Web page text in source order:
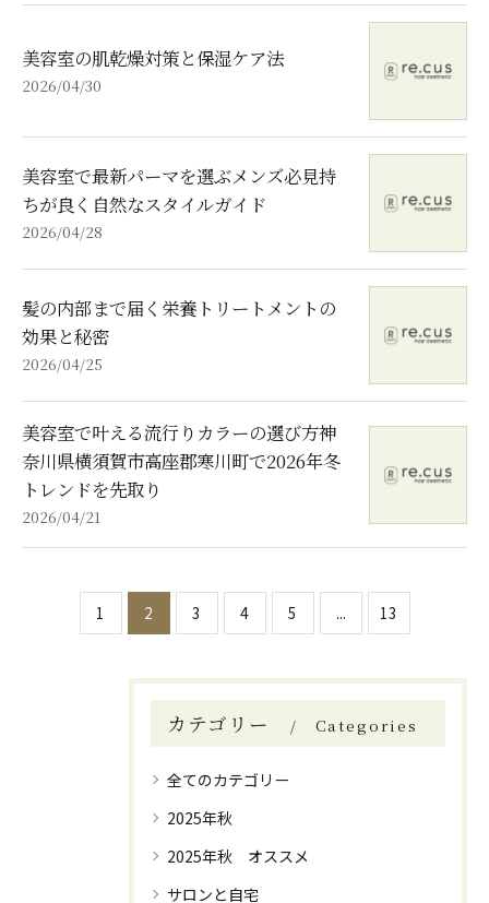
美容室の肌乾燥対策と保湿ケア法
2026/04/30
美容室で最新パーマを選ぶメンズ必見持
ちが良く自然なスタイルガイド
2026/04/28
髪の内部まで届く栄養トリートメントの
効果と秘密
2026/04/25
美容室で叶える流行りカラーの選び方神
奈川県横須賀市高座郡寒川町で2026年冬
トレンドを先取り
2026/04/21
1 2 3 4 5 ... 13
カテゴリー Categories
全てのカテゴリー
2025年秋
2025年秋 オススメ
サロンと自宅